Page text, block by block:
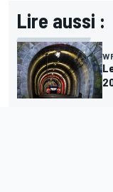
Lire aussi :